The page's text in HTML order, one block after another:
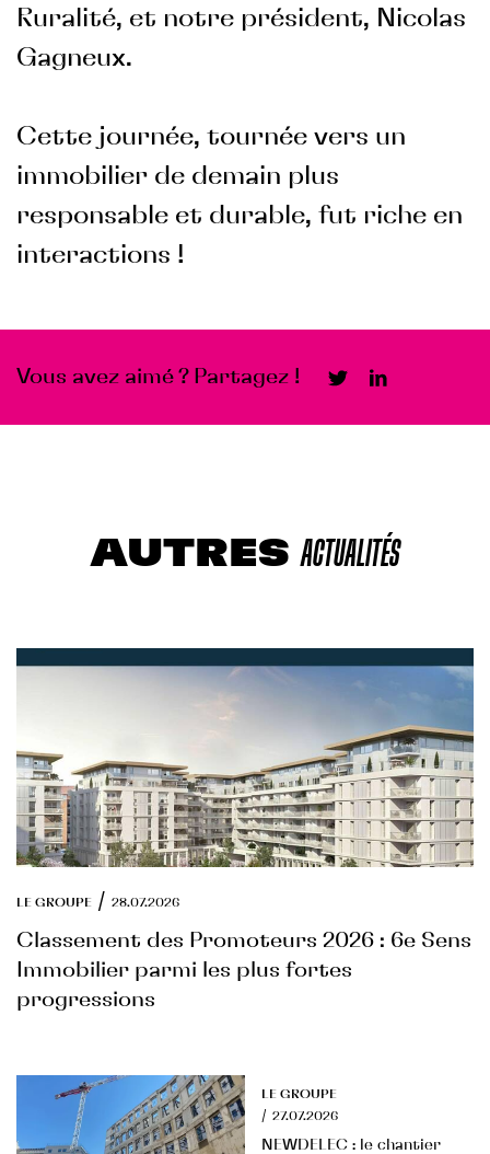
Ruralité, et notre président, Nicolas
Gagneux.
Cette journée, tournée vers un
immobilier de demain plus
responsable et durable, fut riche en
interactions !
Vous avez aimé ? Partagez !
AUTRES ACTUALITÉS
LE GROUPE / 28.07.2026
Classement des Promoteurs 2026 : 6e Sens
Immobilier parmi les plus fortes
progressions
LE GROUPE
/ 27.07.2026
NEWDELEC : le chantier